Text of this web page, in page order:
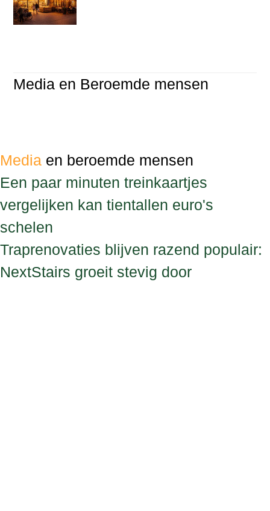
Media en Beroemde mensen
Media en beroemde mensen
Een paar minuten treinkaartjes
vergelijken kan tientallen euro's
schelen
Traprenovaties blijven razend populair:
NextStairs groeit stevig door